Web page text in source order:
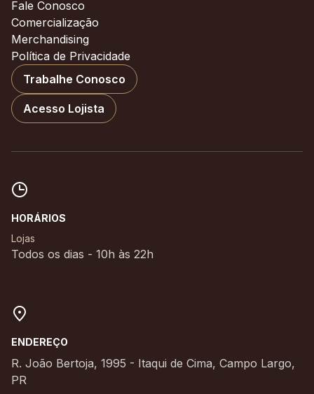
Fale Conosco
Comercialização
Merchandising
Política de Privacidade
Trabalhe Conosco
Acesso Lojista
HORÁRIOS
Lojas
Todos os dias - 10h às 22h
ENDEREÇO
R. João Bertoja, 1995 - Itaqui de Cima, Campo Largo,
PR